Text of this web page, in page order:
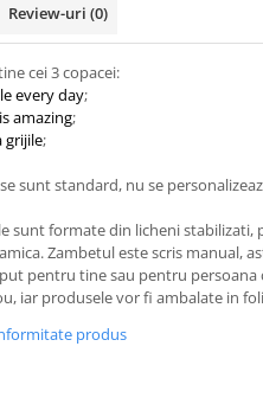
Review-uri (0)
cei 3 copacei:
every day;
amazing;
grijile;
sunt standard, nu se
sunt formate din licheni stabilizati,
Zambetul este scris manual,
pentru tine sau pentru persoana
iar produsele vor fi ambalate in
produs